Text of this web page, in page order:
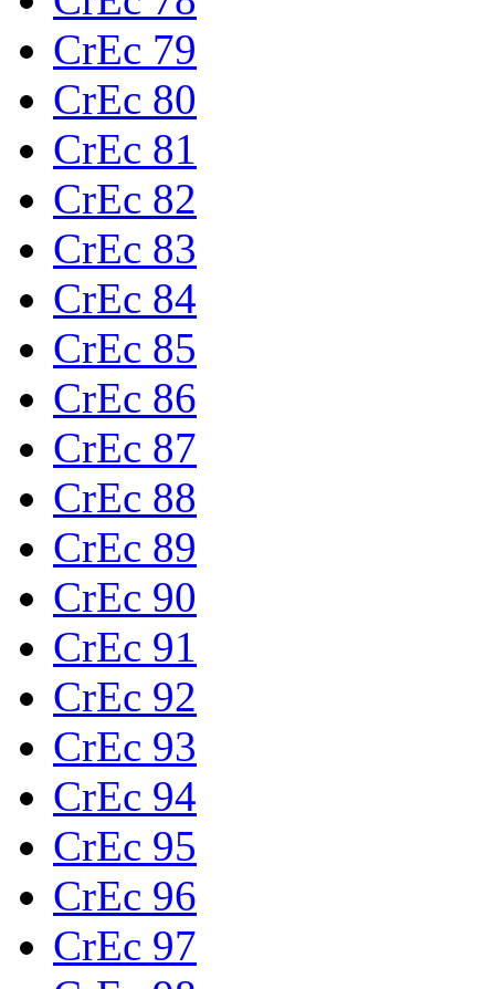
CrEc 79
CrEc 80
CrEc 81
CrEc 82
CrEc 83
CrEc 84
CrEc 85
CrEc 86
CrEc 87
CrEc 88
CrEc 89
CrEc 90
CrEc 91
CrEc 92
CrEc 93
CrEc 94
CrEc 95
CrEc 96
CrEc 97